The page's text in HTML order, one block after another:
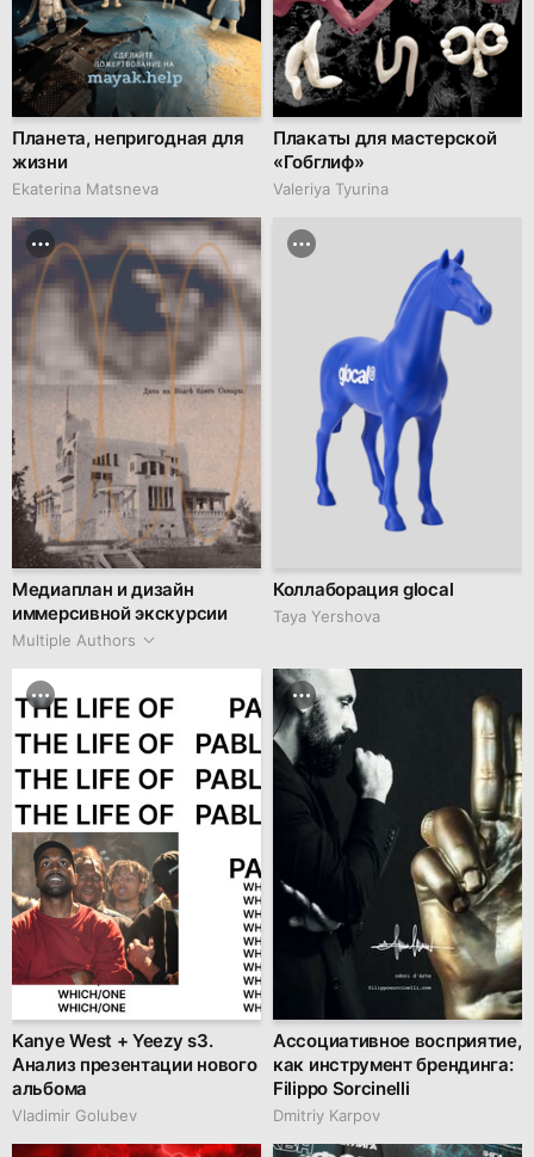
Планета, непригодная для
жизни
Ekaterina Matsneva
Плакаты для мастерской
«Гобглиф»
Valeriya Tyurina
Медиаплан и дизайн
иммерсивной экскурсии
Multiple Authors
Коллаборация glocal
Taya Yershova
Kanye West + Yeezy s3.
Анализ презентации нового
альбома
Vladimir Golubev
Ассоциативное восприятие,
как инструмент брендинга:
Filippo Sorcinelli
Dmitriy Karpov